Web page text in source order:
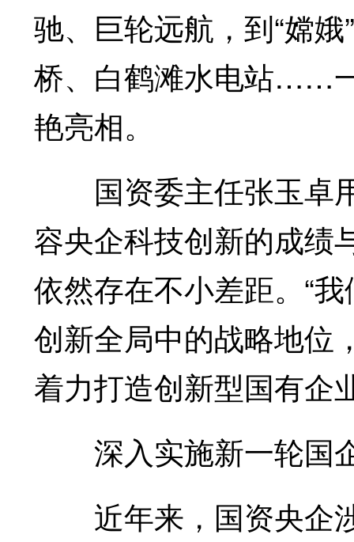
驰、巨轮远航，到“嫦
桥、白鹤滩水电站……
艳亮相。
国资委主任张玉卓用
容央企科技创新的成绩
依然存在不小差距。“
创新全局中的战略地位
着力打造创新型国有企
深入实施新一轮国
近年来，国资央企